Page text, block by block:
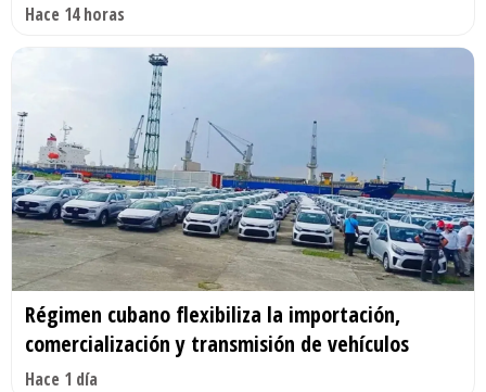
Hace 14 horas
Régimen cubano flexibiliza la importación,
comercialización y transmisión de vehículos
Hace 1 día